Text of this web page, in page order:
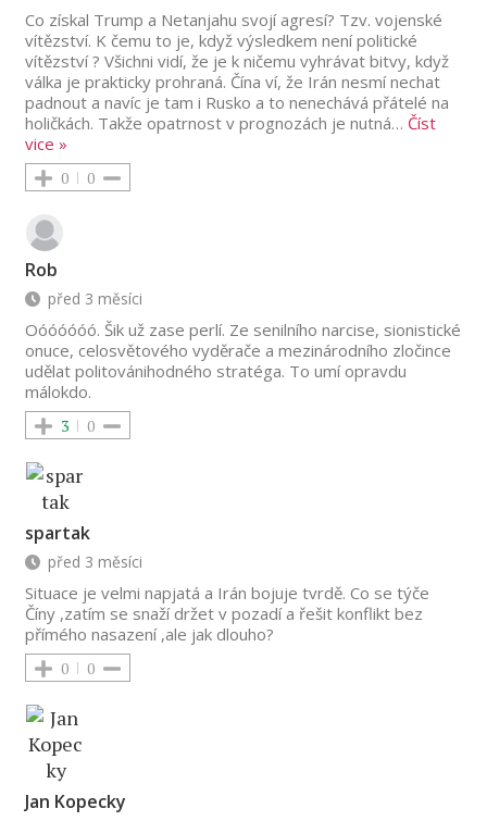
Co získal Trump a Netanjahu svojí agresí? Tzv. vojenské
vítězství. K čemu to je, když výsledkem není politické
vítězství ? Všichni vidí, že je k ničemu vyhrávat bitvy, když
válka je prakticky prohraná. Čína ví, že Irán nesmí nechat
padnout a navíc je tam i Rusko a to nenechává přátelé na
holičkách. Takže opatrnost v prognozách je nutná… Číst
vice »
0 0
Rob
před 3 měsíci
Oóóóóóó. Šik už zase perlí. Ze senilního narcise, sionistické
onuce, celosvětového vyděrače a mezinárodního zločince
udělat politovánihodného stratéga. To umí opravdu
málokdo.
3 0
spartak
před 3 měsíci
Situace je velmi napjatá a Irán bojuje tvrdě. Co se týče
Číny ,zatím se snaží držet v pozadí a řešit konflikt bez
přímého nasazení ,ale jak dlouho?
0 0
Jan Kopecky